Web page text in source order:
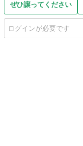
ぜひ譲ってください